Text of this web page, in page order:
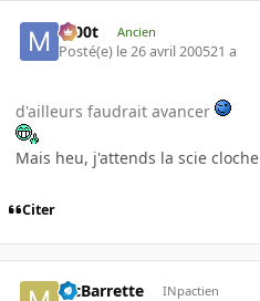
m00t Ancien
Posté(e) le 26 avril 200521 a
d'ailleurs faudrait avancer
Mais heu, j'attends la scie cloche
Citer
McBarrette INpactien